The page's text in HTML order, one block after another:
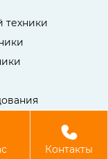
техники

Контакты